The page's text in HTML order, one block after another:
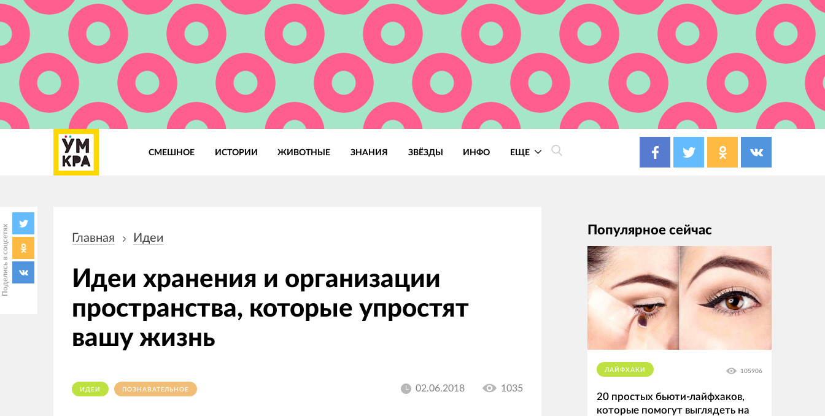
СМЕШНОЕ ИСТОРИИ ЖИВОТНЫЕ ЗНАНИЯ ЗВЁЗДЫ ИНФО ЕЩЕ
Поделись в соцсетях навигации
Главная Идеи
Идеи хранения и организации
пространства, которые упростят
вашу жизнь
ИДЕИ ПОЗНАВАТЕЛЬНОЕ 02.06.2018 1035
Популярное сейчас
ЛАЙФХАКИ 105906
20 простых бьюти-лайфхаков,
которые помогут выглядеть на